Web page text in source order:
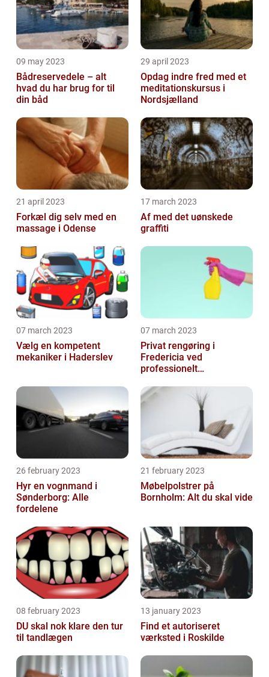
09 may 2023
Bådreservedele – alt
hvad du har brug for til
din båd
29 april 2023
Opdag indre fred med et
meditationskursus i
Nordsjælland
21 april 2023
Forkæl dig selv med en
massage i Odense
17 march 2023
Af med det uønskede
graffiti
07 march 2023
Vælg en kompetent
mekaniker i Haderslev
07 march 2023
Privat rengøring i
Fredericia ved
professionelt
26 february 2023
Hyr en vognmand i
Sønderborg: Alle
fordelene
21 february 2023
Møbelpolstrer på
Bornholm: Alt du skal vide
08 february 2023
DU skal nok klare den tur
til tandlægen
13 january 2023
Find et autoriseret
værksted i Roskilde